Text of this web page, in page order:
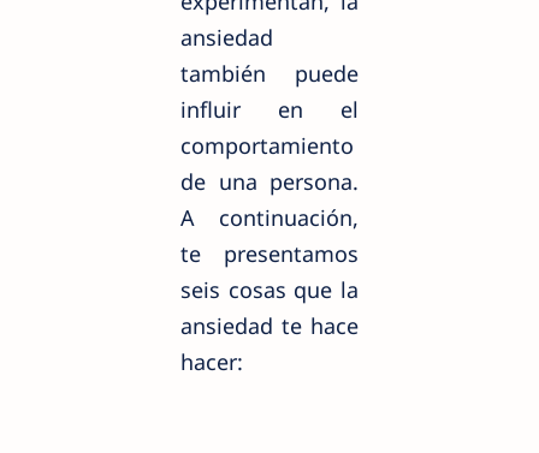
ansiedad
también puede
influir en el
comportamiento
de una persona.
A continuación,
te presentamos
seis cosas que la
ansiedad te hace
hacer: